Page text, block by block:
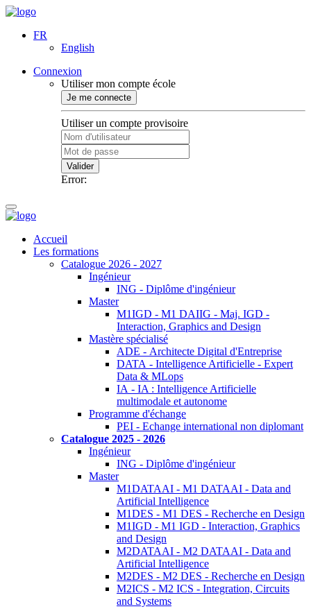
FR
English
Connexion
Utiliser mon compte école
Je me connecte
Utiliser un compte provisoire
Valider
Error:
Accueil
Les formations
Catalogue 2026 - 2027
Ingénieur
ING - Diplôme d'ingénieur
Master
M1IGD - M1 DAIIG - Maj. IGD -
Interaction, Graphics and Design
Mastère spécialisé
ADE - Architecte Digital d'Entreprise
DATA - Intelligence Artificielle - Expert
Data & MLops
IA - IA : Intelligence Artificielle
multimodale et autonome
Programme d'échange
PEI - Echange international non diplomant
Catalogue 2025 - 2026
Ingénieur
ING - Diplôme d'ingénieur
Master
M1DATAAI - M1 DATAAI - Data and
Artificial Intelligence
M1DES - M1 DES - Recherche en Design
M1IGD - M1 IGD - Interaction, Graphics
and Design
M2DATAAI - M2 DATAAI - Data and
Artificial Intelligence
M2DES - M2 DES - Recherche en Design
M2ICS - M2 ICS - Integration, Circuits
and Systems